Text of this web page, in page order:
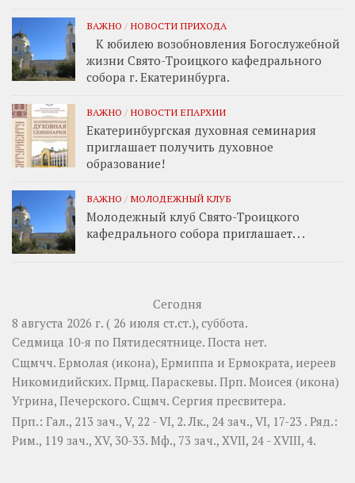
ВАЖНО / НОВОСТИ ПРИХОДА
К юбилею возобновления Богослужебной
жизни Свято-Троицкого кафедрального
собора г. Екатеринбурга.
ВАЖНО / НОВОСТИ ЕПАРХИИ
Екатеринбургская духовная семинария
приглашает получить духовное
образование!
ВАЖНО / МОЛОДЕЖНЫЙ КЛУБ
Молодежный клуб Свято-Троицкого
кафедрального собора приглашает. . .
Сегодня
8 августа 2026 г. ( 26 июля ст.ст.), суббота.
Седмица 10-я по Пятидесятнице. Поста нет.
Сщмчч. Ермолая (икона), Ермиппа и Ермократа, иереев
Никомидийских. Прмц. Параскевы. Прп. Моисея (икона)
Угрина, Печерского. Сщмч. Сергия пресвитера.
Прп.: Гал., 213 зач., V, 22 - VI, 2. Лк., 24 зач., VI, 17-23 . Ряд.:
Рим., 119 зач., XV, 30-33. Мф., 73 зач., XVII, 24 - XVIII, 4.